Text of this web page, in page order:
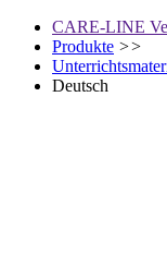
CARE-LINE
Produkte >>
Deutsch